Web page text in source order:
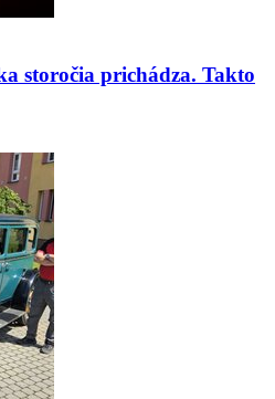
storočia prichádza. Takto